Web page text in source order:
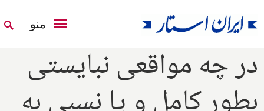
منو
در چه مواقعی نبایستی